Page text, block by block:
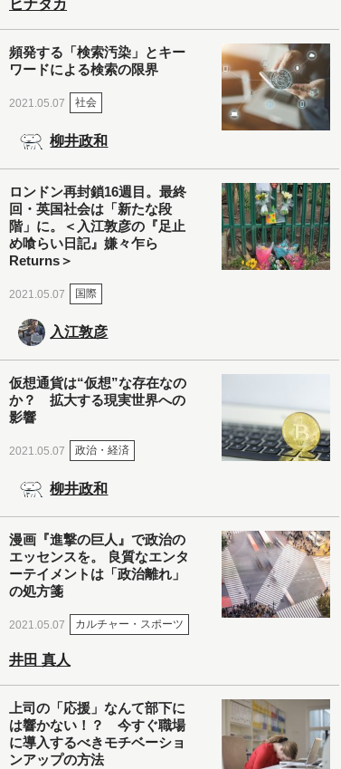
ヒナタカ
頻発する「検索汚染」とキー
ワードによる検索の限界
2021.05.07 社会
柳井政和
ロンドン再封鎖16週目。最終
回・英国社会は「新たな段
階」に。＜入江敦彦の『足止
め喰らい日記』嫌々乍ら
Returns＞
2021.05.07 国際
入江敦彦
仮想通貨は“仮想”な存在なの
か？ 拡大する現実世界への
影響
2021.05.07 政治・経済
柳井政和
漫画『進撃の巨人』で政治の
エッセンスを。 良質なエンタ
ーテイメントは「政治離れ」
の処方箋
2021.05.07 カルチャー・スポーツ
井田 真人
上司の「応援」なんて部下に
は響かない！？ 今すぐ職場
に導入するべきモチベーショ
ンアップの方法